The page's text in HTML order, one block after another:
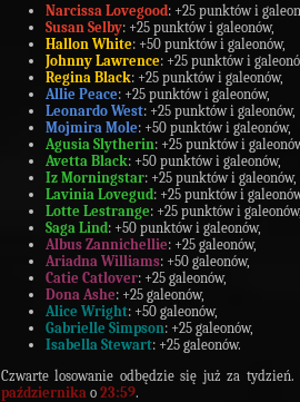
Narcissa Lovegood : +25 punktów i
Susan Selby: +25 punktów i galeonów,
Hallon White: +50 punktów i galeonów,
Johnny Lawrence: +25 punktów i
Regina Black: +25 punktów i galeonów,
Allie Peace: +25 punktów i galeonów,
Leonardo West: +25 punktów i galeonów,
Mojmira Mole: +50 punktów i galeonów,
Agusia Slytherin: +25 punktów i
Avetta Black: +50 punktów i galeonów,
Iz Morningstar: +25 punktów i galeonów,
Lavinia Lovegud : +25 punktów i
Lotte Lestrange: +25 punktów i galeonów,
Saga Lind : +50 punktów i galeonów,
Albus Zannichellie: +25 galeonów,
Ariadna Williams: +50 galeonów,
Catie Catlover: +25 galeonów,
Dona Ashe: +25 galeonów,
Alice Wright: +50 galeonów,
Gabrielle Simpson: +25 galeonów,
Isabella Stewart: +25 galeonów.
Czwarte losowanie odbędzie się już za
października o 23:59.